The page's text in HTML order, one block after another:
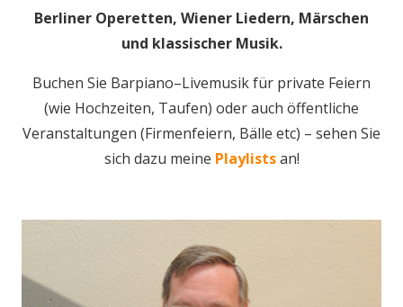
Berliner Operetten, Wiener Liedern, Märschen
und klassischer Musik.
Buchen Sie Barpiano–Livemusik für private Feiern
(wie Hochzeiten, Taufen) oder auch öffentliche
Veranstaltungen (Firmenfeiern, Bälle etc) – sehen Sie
sich dazu meine Playlistsan!